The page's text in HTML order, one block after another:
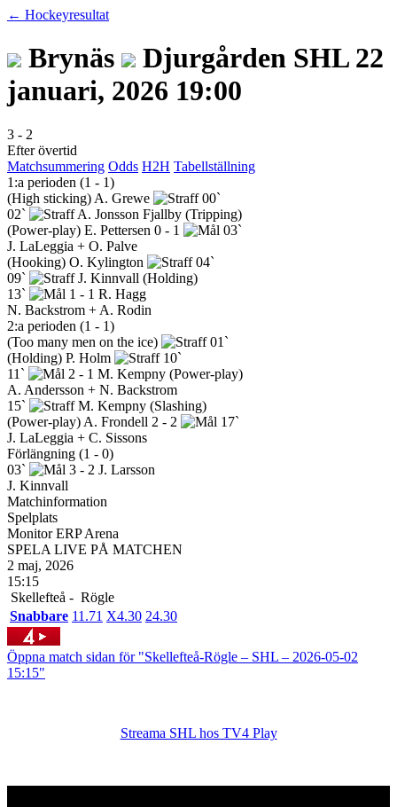
← Hockeyresultat
Brynäs Djurgården SHL 22
januari, 2026 19:00
3 - 2
Efter övertid
Matchsummering Odds H2H Tabellställning
1:a perioden (1 - 1)
(High sticking) A. Grewe
00`
02`
A. Jonsson Fjallby (Tripping)
(Power-play) E. Pettersen 0 - 1
03`
J. LaLeggia + O. Palve
(Hooking) O. Kylington
04`
09`
J. Kinnvall (Holding)
13`
1 - 1 R. Hagg
N. Backstrom + A. Rodin
2:a perioden (1 - 1)
(Too many men on the ice)
01`
(Holding) P. Holm
10`
11`
2 - 1 M. Kempny (Power-play)
A. Andersson + N. Backstrom
15`
M. Kempny (Slashing)
(Power-play) A. Frondell 2 - 2
17`
J. LaLeggia + C. Sissons
Förlängning (1 - 0)
03`
3 - 2 J. Larsson
J. Kinnvall
Matchinformation
Spelplats
Monitor ERP Arena
SPELA LIVE PÅ MATCHEN
2 maj, 2026
15:15
Skellefteå - Rögle
Snabbare 11.71 X4.30 24.30
Öppna match sidan för "Skellefteå-Rögle – SHL – 2026-05-02
15:15"
Streama SHL hos TV4 Play